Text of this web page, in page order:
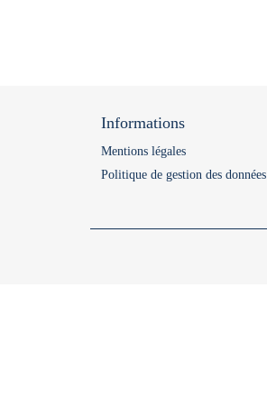
Informations
Mentions légales
Politique de gestion des